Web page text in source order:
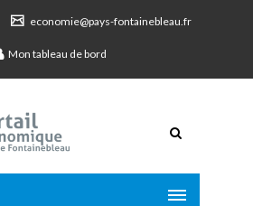
economie@pays-fontainebleau.fr
Mon tableau de bord